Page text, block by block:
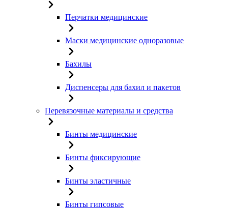
Перчатки медицинские
Маски медицинские одноразовые
Бахилы
Диспенсеры для бахил и пакетов
Перевязочные материалы и средства
Бинты медицинские
Бинты фиксирующие
Бинты эластичные
Бинты гипсовые